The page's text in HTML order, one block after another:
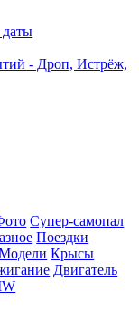
- Дроп, Истрёж,
Супер-самопал
Поездки
Крысы
Двигатель